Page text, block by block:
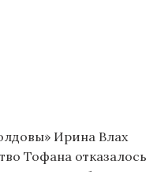
Ирина Влах
Тофана отказалось